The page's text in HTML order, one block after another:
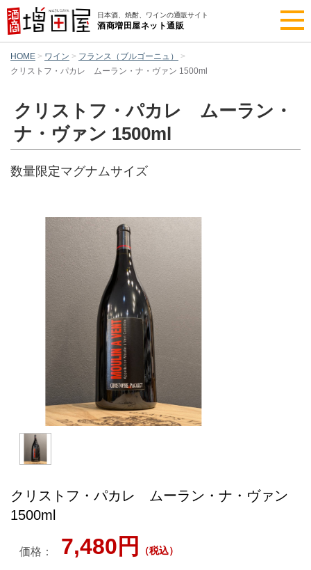
日本酒、焼酎、ワインの通販サイト
酒商増田屋ネット通販
HOME ワイン
フランス（ブルゴーニュ）
クリストフ・パカレ ムーラン・ナ・ヴァン 1500ml
クリストフ・パカレ ムーラン・
ナ・ヴァン 1500ml
数量限定マグナムサイズ
クリストフ・パカレ ムーラン・ナ・ヴァン
1500ml
価格： 7,480円 （税込）